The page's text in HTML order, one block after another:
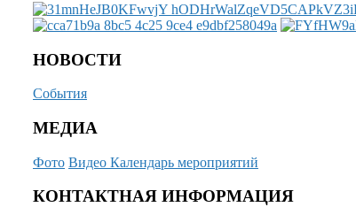
НОВОСТИ
События
МЕДИА
Фото Видео Календарь мероприятий
КОНТАКТНАЯ ИНФОРМАЦИЯ